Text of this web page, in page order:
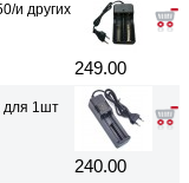
и других
249.00
для 1шт
240.00